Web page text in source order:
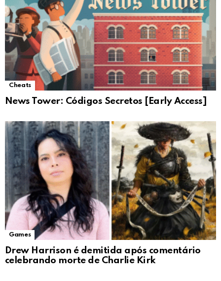
Cheats
News Tower: Códigos Secretos [Early Access]
Games
Drew Harrison é demitida após comentário
celebrando morte de Charlie Kirk